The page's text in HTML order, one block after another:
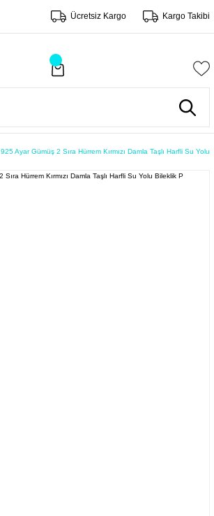
Ücretsiz Kargo Kargo Takibi
925 Ayar Gümüş 2 Sıra Hürrem Kırmızı Damla Taşlı Harfli Su Yolu